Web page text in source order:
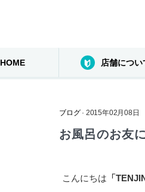
HOME 店舗につい
ブログ· 2015年02月08日
お風呂のお友
こんにちは 「